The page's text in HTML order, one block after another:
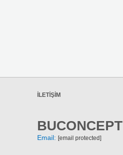
İLETIŞIM
BUCONCEPT
Email: [email protected]